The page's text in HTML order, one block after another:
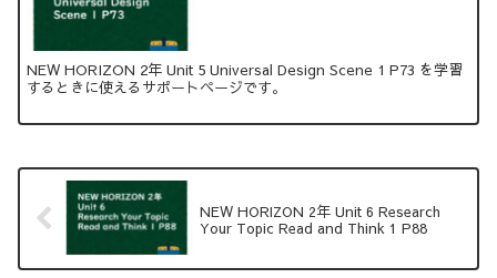
NEW HORIZON 2年 Unit 5 Universal Design Scene 1 P73 を学習
するときに使えるサポートページです。
NEW HORIZON 2年 Unit 6 Research
Your Topic Read and Think 1 P88